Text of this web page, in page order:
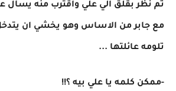
ثم نظر بقلق الي علي واقترب منه
مع جابر من الاساس وهو يخشي ان يتدخل
تلومه عائلتها ...
-ممكن كلمه يا علي بيه ؟!!